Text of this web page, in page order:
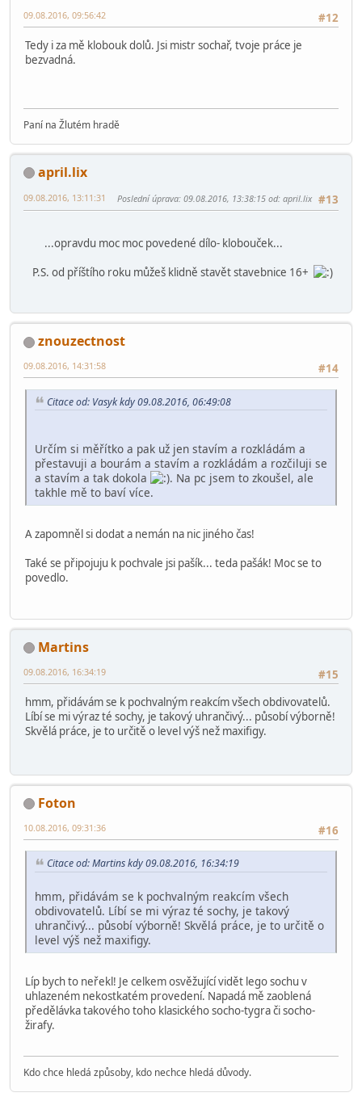
#12
09.08.2016, 09:56:42
Tedy i za mě klobouk dolů. Jsi mistr sochař, tvoje práce je
bezvadná.
Paní na Žlutém hradě
april.lix
#13
09.08.2016, 13:11:31 Poslední úprava: 09.08.2016, 13:38:15 od: april.lix
...opravdu moc moc povedené dílo- klobouček...
P.S. od příštího roku můžeš klidně stavět stavebnice 16+
znouzectnost
#14
09.08.2016, 14:31:58
Citace od: Vasyk kdy 09.08.2016, 06:49:08
Určím si měřítko a pak už jen stavím a rozkládám a
přestavuji a bourám a stavím a rozkládám a rozčiluji se
a stavím a tak dokola
. Na pc jsem to zkoušel, ale
takhle mě to baví více.
A zapomněl si dodat a nemán na nic jiného čas!
Také se připojuju k pochvale jsi pašík... teda pašák! Moc se to
povedlo.
Martins
#15
09.08.2016, 16:34:19
hmm, přidávám se k pochvalným reakcím všech obdivovatelů.
Líbí se mi výraz té sochy, je takový uhrančivý... působí výborně!
Skvělá práce, je to určitě o level výš než maxifigy.
Foton
#16
10.08.2016, 09:31:36
Citace od: Martins kdy 09.08.2016, 16:34:19
hmm, přidávám se k pochvalným reakcím všech
obdivovatelů. Líbí se mi výraz té sochy, je takový
uhrančivý... působí výborně! Skvělá práce, je to určitě o
level výš než maxifigy.
Líp bych to neřekl! Je celkem osvěžující vidět lego sochu v
uhlazeném nekostkatém provedení. Napadá mě zaoblená
předělávka takového toho klasického socho-tygra či socho-
žirafy.
Kdo chce hledá způsoby, kdo nechce hledá důvody.